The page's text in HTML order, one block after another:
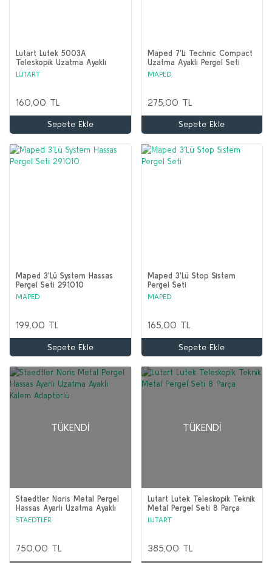
Lutart Lutek 5003A
Teleskopik Uzatma Ayaklı
Pergel Seti
LUTART
160,00 TL
Sepete Ekle
Maped 7'Li Technic Compact
Uzatma Ayaklı Pergel Seti
538717
MAPED
275,00 TL
Sepete Ekle
Maped 3'Lü System Hassas
Pergel Seti 291010
MAPED
199,00 TL
Sepete Ekle
Maped 3'Lü Stop Sistem
Pergel Seti
MAPED
165,00 TL
Sepete Ekle
TÜKENDI
Staedtler Noris Metal Pergel
Hassas Ayarlı Uzatma Ayaklı
Kalem Adaptörlü
STAEDTLER
750,00 TL
TÜKENDI
Lutart Lutek Teleskopik Teknik
Metal Pergel Seti 8 Parça
LUTART
385,00 TL